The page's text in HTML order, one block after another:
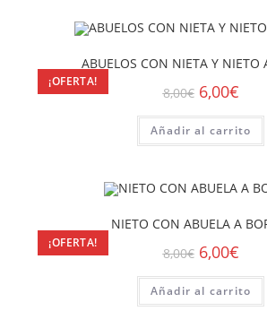
¡OFERTA!
ABUELOS CON NIETA Y NIETO
8,00€ 6,00€
Añadir al carrito
¡OFERTA!
NIETO CON ABUELA A
8,00€ 6,00€
Añadir al carrito